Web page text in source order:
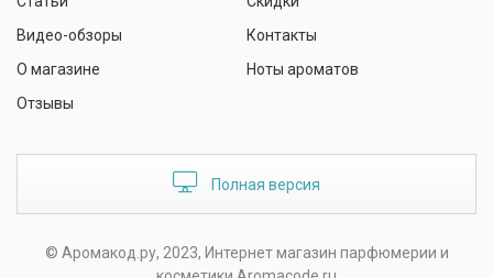
Видео-обзоры
О магазине
Отзывы
Контакты
Ноты ароматов
Полная версия
© Аромакод.ру, 2023, Интернет магазин парфюмерии и